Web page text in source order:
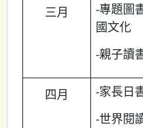
三月
-專題圖
國文化
-親子讀
四月
-家長日
-世界閱